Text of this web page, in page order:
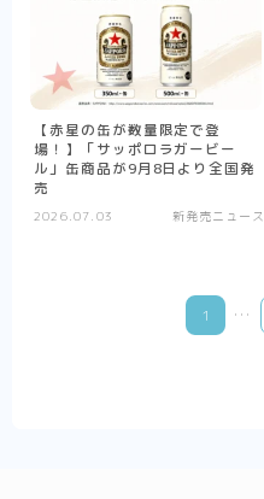
【赤星の缶が数量限定で登
場！】「サッポロラガービー
ル」缶商品が9月8日より全国発
売
2026.07.03 新発売ニュース
1 …